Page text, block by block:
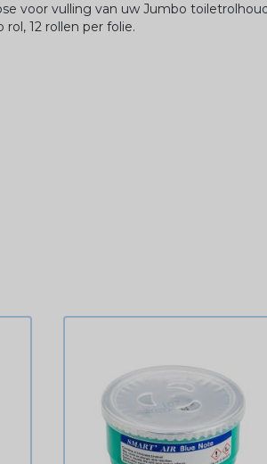
voor vulling van uw Jumbo
12 rollen per folie.